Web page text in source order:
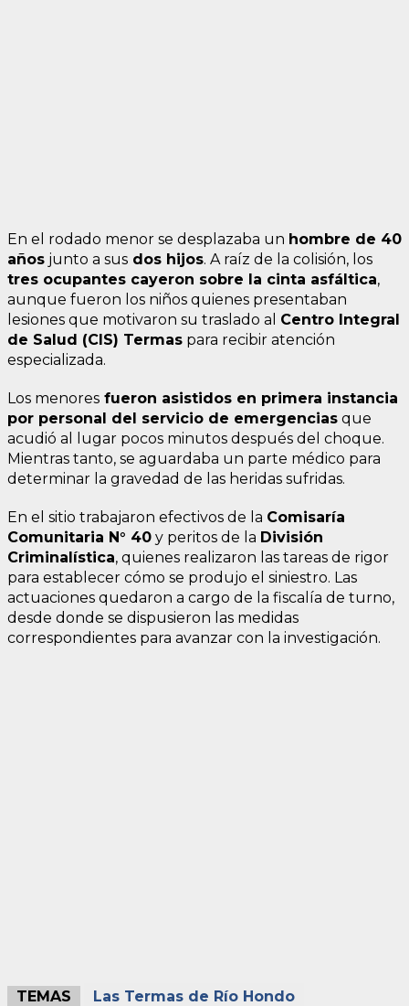
En el rodado menor se desplazaba un hombre de 40
años junto a sus dos hijos. A raíz de la colisión, los
tres ocupantes cayeron sobre la cinta asfáltica,
aunque fueron los niños quienes presentaban
lesiones que motivaron su traslado al Centro Integral
de Salud (CIS) Termas para recibir atención
especializada.
Los menores fueron asistidos en primera instancia
por personal del servicio de emergencias que
acudió al lugar pocos minutos después del choque.
Mientras tanto, se aguardaba un parte médico para
determinar la gravedad de las heridas sufridas.
En el sitio trabajaron efectivos de la Comisaría
Comunitaria N° 40 y peritos de la División
Criminalística, quienes realizaron las tareas de rigor
para establecer cómo se produjo el siniestro. Las
actuaciones quedaron a cargo de la fiscalía de turno,
desde donde se dispusieron las medidas
correspondientes para avanzar con la investigación.
TEMAS Las Termas de Río Hondo